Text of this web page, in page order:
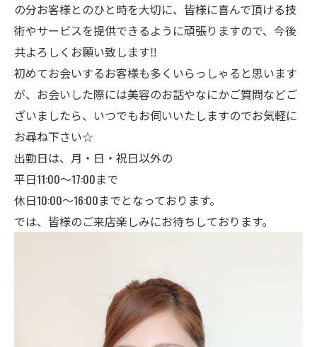
の分お客様とのひと時を大切に、皆様に喜んで頂ける技
術やサービスを提供できるように頑張りますので、今後
共よろしくお願い致します‼︎
初めてお会いするお客様も多くいらっしゃると思います
が、お会いした際には美容のお話やなにかご質問などご
ざいましたら、いつでもお伺いいたしますのでお気軽に
お尋ね下さい☆
出勤日は、月・日・祝日以外の
平日11:00〜17:00まで
休日10:00〜16:00までとなっております。
では、皆様のご来店楽しみにお待ちしております。